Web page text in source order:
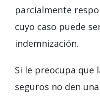
parcialmente
cuyo caso puede
indemnización.
Si le preocupa que
seguros no den